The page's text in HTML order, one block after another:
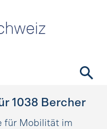
1038 Bercher
für Mobilität im